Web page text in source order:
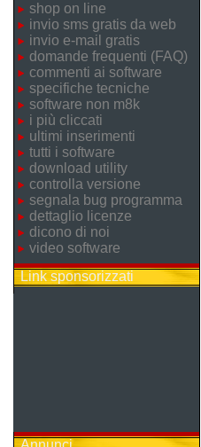
shop on line
invio sms gratis da web
invio e-mail gratis
domande frequenti (FAQ)
commenti ai software
specifiche tecniche
software non m8k
i più cliccati
ultimi inserimenti
tutti i software
download utility
controlla versione
segnala bug programma
dettaglio licenze
dicono di noi
video software
Link sponsorizzati